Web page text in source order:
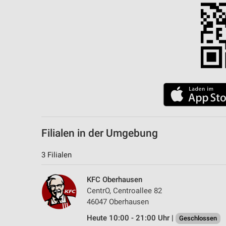
Filialen in der Umgebung
3 Filialen
KFC Oberhausen
CentrO, Centroallee 82
46047 Oberhausen
Heute 10:00 - 21:00 Uhr |
Geschlossen